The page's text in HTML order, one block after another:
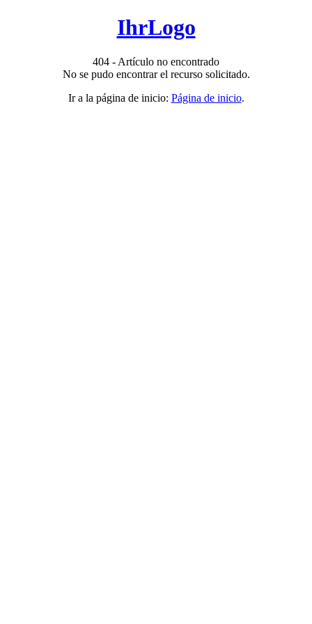
IhrLogo
404 - Artículo no encontrado
No se pudo encontrar el recurso solicitado.
Ir a la página de inicio: Página de inicio.